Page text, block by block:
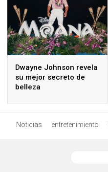
Dwayne Johnson revela
su mejor secreto de
belleza
Noticias entretenimiento